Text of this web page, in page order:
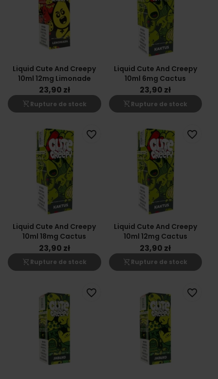
Liquid Cute And Creepy
10ml 12mg Limonade
23,90 zł
shopping_cart_off Rupture de stock
Liquid Cute And Creepy
10ml 6mg Cactus
23,90 zł
shopping_cart_off Rupture de stock
Liquid Cute And Creepy
10ml 18mg Cactus
23,90 zł
shopping_cart_off Rupture de stock
favorite_border
Liquid Cute And Creepy
10ml 12mg Cactus
23,90 zł
shopping_cart_off Rupture de stock
favorite_border
favorite_border favorite_border